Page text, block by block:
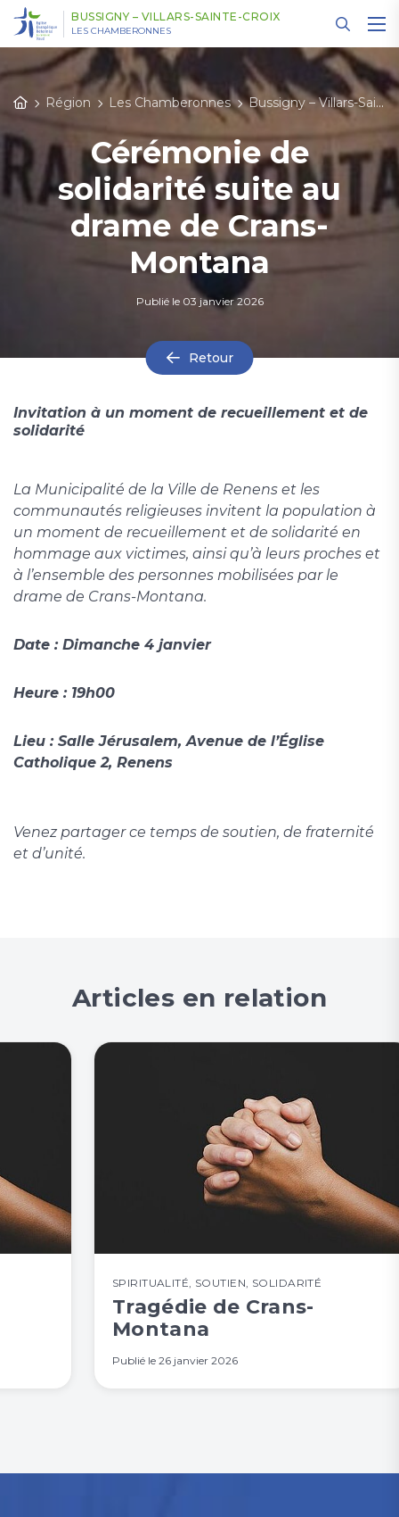
BUSSIGNY – VILLARS-SAINTE-CROIX
LES CHAMBERONNES
Région Les Chamberonnes Bussigny – Villars-Sainte-Croix
Cérémonie de
solidarité suite au
drame de Crans-
Montana
Publié le 03 janvier 2026
Retour
Invitation à un moment de recueillement et de
solidarité
La Municipalité de la Ville de Renens et les
communautés religieuses invitent la population à
un moment de recueillement et de solidarité en
hommage aux victimes, ainsi qu’à leurs proches et
à l’ensemble des personnes mobilisées par le
drame de Crans-Montana.
Date : Dimanche 4 janvier
Heure : 19h00
Lieu : Salle Jérusalem, Avenue de l’Église
Catholique 2, Renens
Venez partager ce temps de soutien, de fraternité
et d’unité.
Articles en relation
SPIRITUALITÉ, SOUTIEN, SOLIDARITÉ
Tragédie de Crans-
Montana
Publié le 26 janvier 2026
Panneau de gestion des cookies